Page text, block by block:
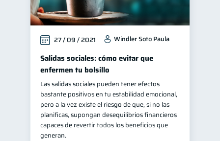
Inversiones 2
Finanzas Personales 1
Finanzas en Pareja 1
Educación Financiera 1
Mipymes 1
Información financiera 1
inversiones 1 ahorro 1
Retiro 1 Doble sueldo
Gasto responsable
27 / 09 / 2021 Windler Soto Paula
Salidas sociales: cómo evitar que
enfermen tu bolsillo
Las salidas sociales pueden tener efectos
bastante positivos en tu estabilidad emocional,
pero a la vez existe el riesgo de que, si no las
planificas, supongan desequilibrios financieros
capaces de revertir todos los beneficios que
generan.